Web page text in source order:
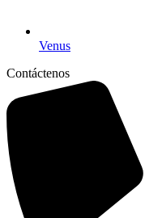
Venus
Contáctenos